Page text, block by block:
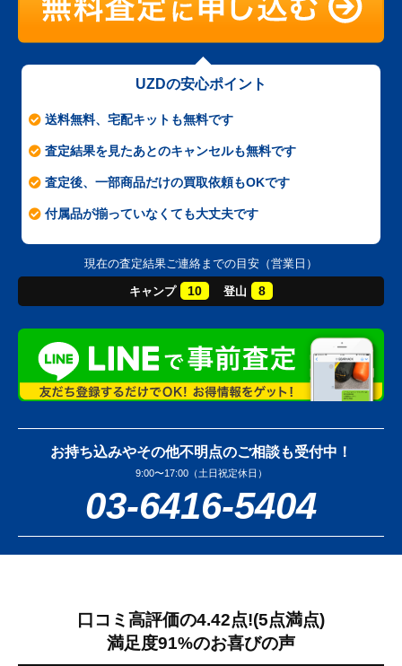
UZDの安心ポイント
送料無料、宅配キットも無料です
査定結果を見たあとのキャンセルも無料です
査定後、一部商品だけの買取依頼もOKです
付属品が揃っていなくても大丈夫です
現在の査定結果ご連絡までの目安（営業日）
キャンプ 10 登山 8
お持ち込みやその他不明点のご相談も受付中！
9:00〜17:00（土日祝定休日）
03-6416-5404
口コミ高評価の4.42点!(5点満点)
満足度91%のお喜びの声